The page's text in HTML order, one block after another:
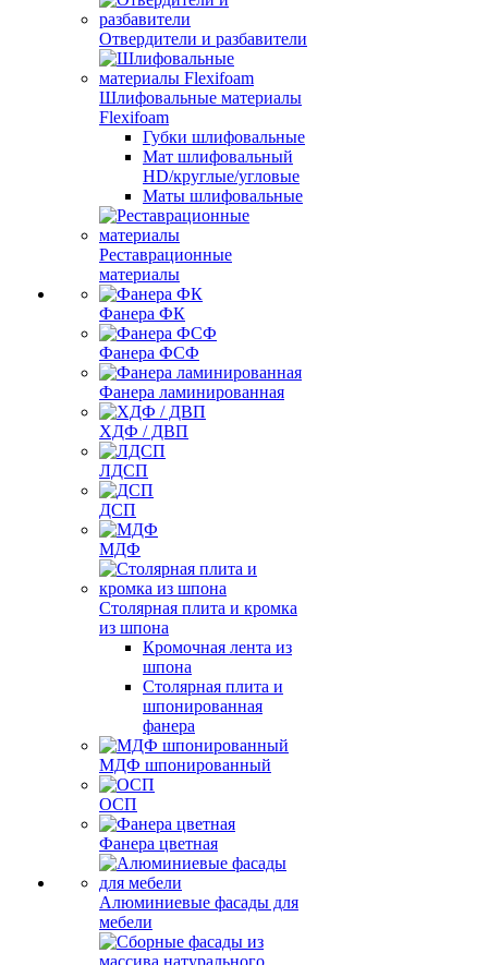
Отвердители и разбавители
Шлифовальные материалы
Flexifoam
Губки шлифовальные
Мат шлифовальный
HD/круглые/угловые
Маты шлифовальные
Реставрационные
материалы
Фанера ФК
Фанера ФСФ
Фанера ламинированная
ХДФ / ДВП
ЛДСП
ДСП
МДФ
Столярная плита и кромка
из шпона
Кромочная лента из
шпона
Столярная плита и
шпонированная
фанера
МДФ шпонированный
ОСП
Фанера цветная
Алюминиевые фасады для
мебели